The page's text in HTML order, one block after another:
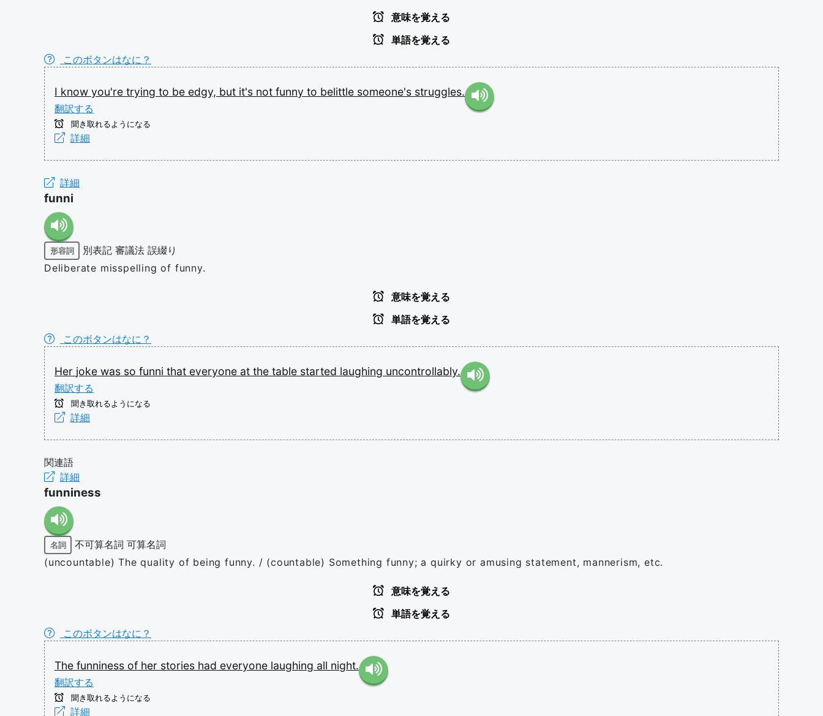
意味を覚える
単語を覚える
このボタンはなに？
I know you're trying to be edgy, but it's not funny to belittle someone's struggles.
翻訳する
聞き取れるようになる
詳細
詳細
funni
形容詞 別表記 審議法 誤綴り
Deliberate misspelling of funny.
意味を覚える
単語を覚える
このボタンはなに？
Her joke was so funni that everyone at the table started laughing uncontrollably.
翻訳する
聞き取れるようになる
詳細
関連語
詳細
funniness
名詞 不可算名詞 可算名詞
(uncountable) The quality of being funny. / (countable) Something funny; a quirky or amusing statement, mannerism, etc.
意味を覚える
単語を覚える
このボタンはなに？
The funniness of her stories had everyone laughing all night.
翻訳する
聞き取れるようになる
詳細